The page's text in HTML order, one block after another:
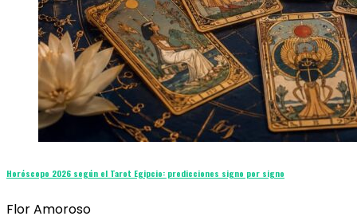
Horóscopo 2026 según el Tarot Egipcio: predicciones signo por signo
Flor Amoroso